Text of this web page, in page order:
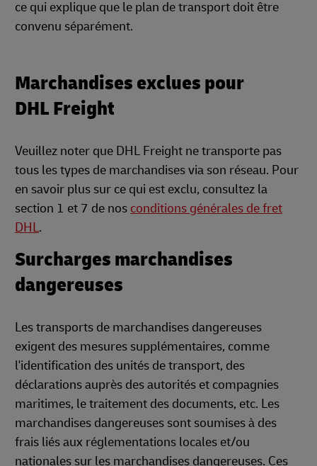
ce qui explique que le plan de transport doit être
convenu séparément.
Marchandises exclues pour
DHL Freight
Veuillez noter que DHL Freight ne transporte pas
tous les types de marchandises via son réseau. Pour
en savoir plus sur ce qui est exclu, consultez la
section 1 et 7 de nos conditions générales de fret
DHL.
Surcharges marchandises
dangereuses
Les transports de marchandises dangereuses
exigent des mesures supplémentaires, comme
l'identification des unités de transport, des
déclarations auprès des autorités et compagnies
maritimes, le traitement des documents, etc. Les
marchandises dangereuses sont soumises à des
frais liés aux réglementations locales et/ou
nationales sur les marchandises dangereuses. Ces